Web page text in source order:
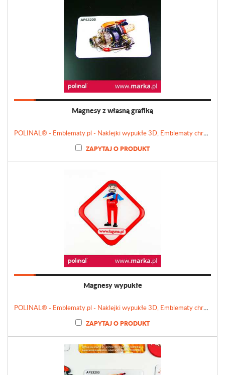
Magnesy z własną grafiką
POLINAL® - Emblematy.pl - Naklejki wypukłe 3D, Emblematy chromowane, Tabliczki, Etykiety
ZAPYTAJ O PRODUKT
Magnesy wypukłe
POLINAL® - Emblematy.pl - Naklejki wypukłe 3D, Emblematy chromowane, Tabliczki, Etykiety
ZAPYTAJ O PRODUKT